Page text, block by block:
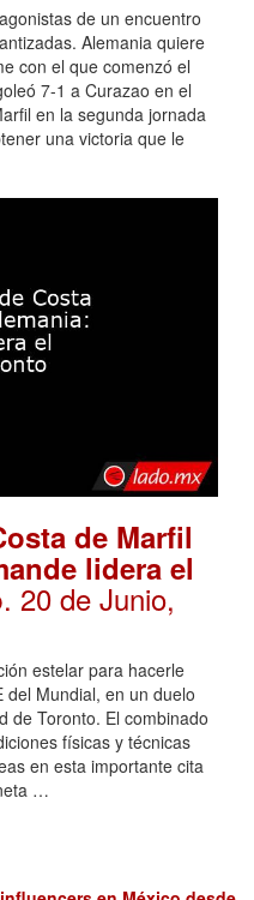
de un encuentro
Alemania quiere
con el que comenzó el
7-1 a Curazao en el
en la segunda jornada
una victoria que le
de Marfil
lidera el
. 20 de Junio,
estelar para hacerle
Mundial, en un duelo
de Toronto. El combinado
físicas y técnicas
en esta importante cita
…